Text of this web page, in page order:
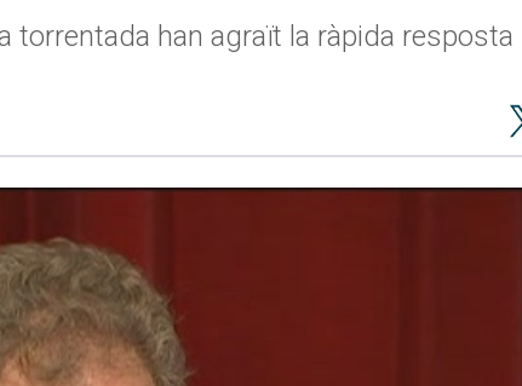
han agraït la ràpida resposta